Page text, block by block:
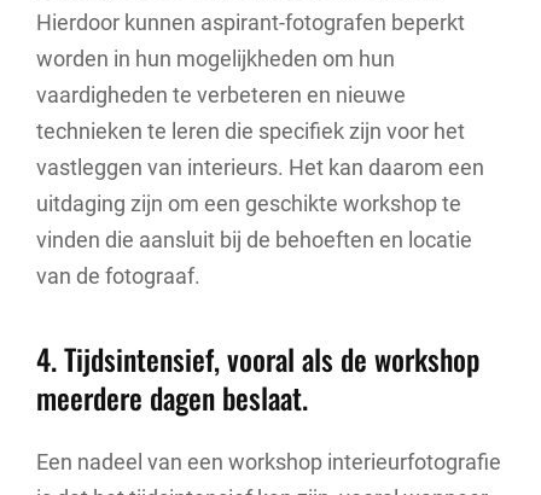
Hierdoor kunnen aspirant-fotografen beperkt
worden in hun mogelijkheden om hun
vaardigheden te verbeteren en nieuwe
technieken te leren die specifiek zijn voor het
vastleggen van interieurs. Het kan daarom een
uitdaging zijn om een geschikte workshop te
vinden die aansluit bij de behoeften en locatie
van de fotograaf.
4. Tijdsintensief, vooral als de workshop
meerdere dagen beslaat.
Een nadeel van een workshop interieurfotografie